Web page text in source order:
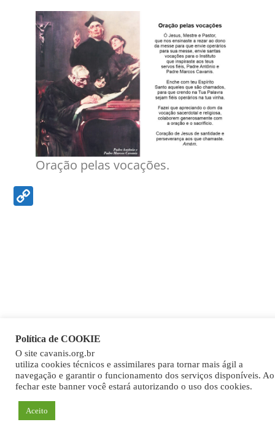
Oração pelas vocações.
Política de COOKIE
O site cavanis.org.br
utiliza cookies técnicos e assimilares para tornar mais ágil a
navegação e garantir o funcionamento dos serviços disponíveis. Ao
fechar este banner você estará autorizando o uso dos cookies.
Aceito